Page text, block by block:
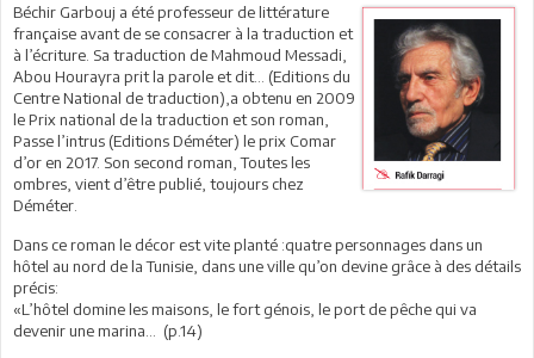
Béchir Garbouj a été professeur de littérature
française avant de se consacrer à la traduction et
à l’écriture. Sa traduction de Mahmoud Messadi,
Abou Hourayra prit la parole et dit… (Editions du
Centre National de traduction),a obtenu en 2009
le Prix national de la traduction et son roman,
Passe l’intrus (Editions Déméter) le prix Comar
d’or en 2017. Son second roman, Toutes les
ombres, vient d’être publié, toujours chez
Déméter.
Dans ce roman le décor est vite planté :quatre personnages dans un
hôtel au nord de la Tunisie, dans une ville qu’on devine grâce à des détails
précis:
«L’hôtel domine les maisons, le fort génois, le port de pêche qui va
devenir une marina… (p.14)